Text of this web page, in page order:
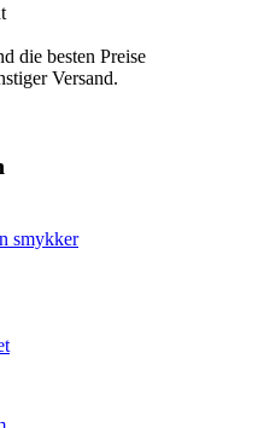
die besten Preise
Versand.
smykker